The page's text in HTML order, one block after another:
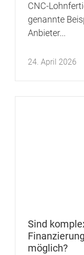
KONTAKT
Facebook|X |
CNC-
genannte
Anbieter...
24. April 2026
Sind
möglich?